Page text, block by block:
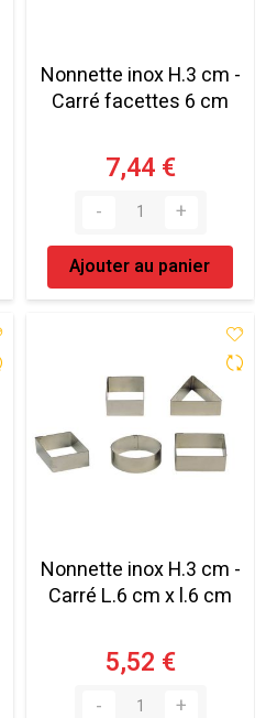
Nonnette inox H.3 cm -
Carré facettes 6 cm
7,44 €
Ajouter au panier
Nonnette inox H.3 cm -
Carré L.6 cm x l.6 cm
5,52 €